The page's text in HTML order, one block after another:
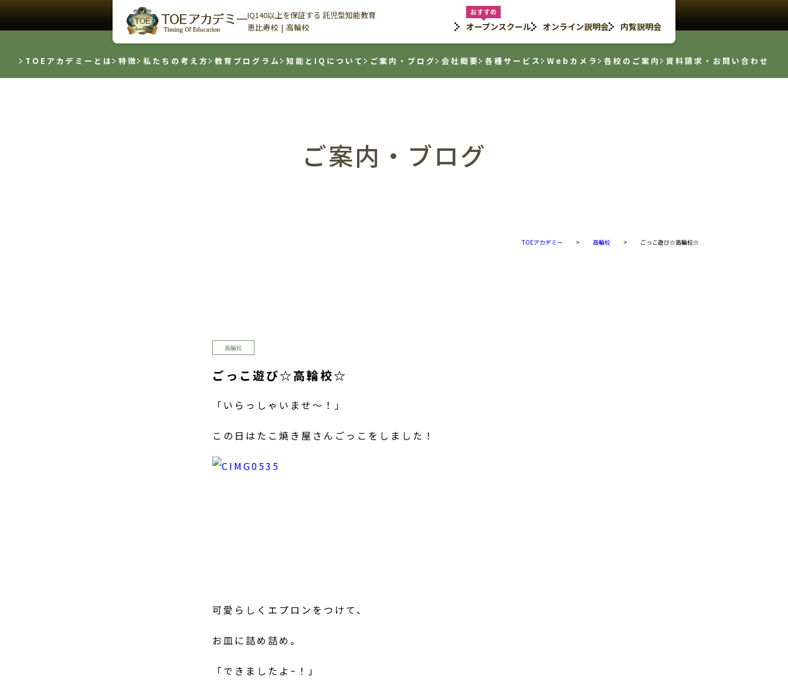
IQ140以上を保証する 託児型知能教育
恵比寿校
高輪校 オープンスクール オンライン説明会 内覧説明会
TOEアカデミーとは 特徴 私たちの考え方 教育プログラム 知能とIQについて ご案内・ブログ 会社概要 各種サービス Webカメラ 各校のご案内 資料請求・お問い合わせ
ご案内・ブログ
TOEアカデミー > 高輪校 > ごっこ遊び☆高輪校☆
高輪校
ごっこ遊び☆高輪校☆
「いらっしゃいませ～！」
この日はたこ焼き屋さんごっこをしました！
可愛らしくエプロンをつけて、
お皿に詰め詰め。
「できましたよ~！」